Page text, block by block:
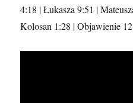
4:18 | Łukasza 9:51 |
Kolosan 1:28 | Objawienie